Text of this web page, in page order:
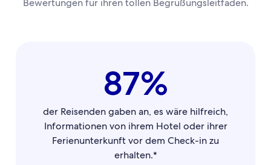
Bewertungen für ihren tollen Begrüßungsleitfaden.
87%
der Reisenden gaben an, es wäre hilfreich,
Informationen von ihrem Hotel oder ihrer
Ferienunterkunft vor dem Check-in zu
erhalten.*